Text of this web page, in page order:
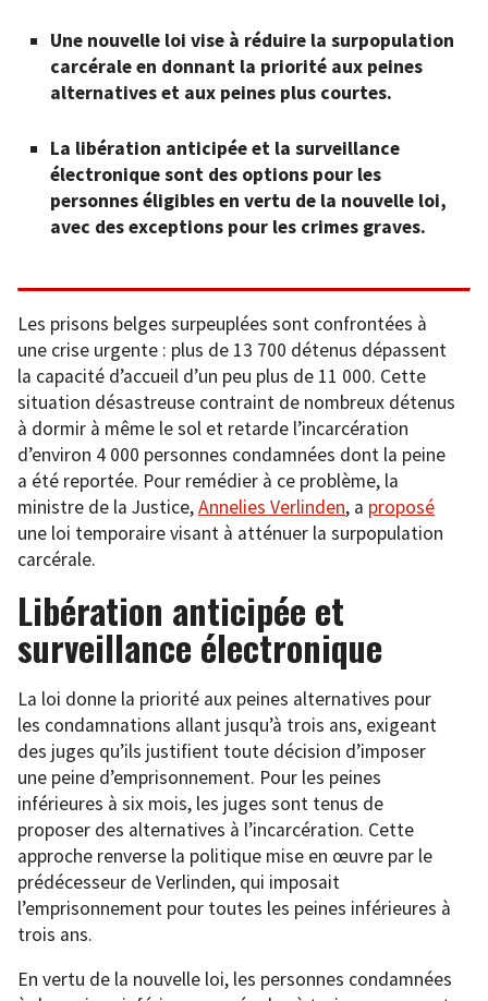
Une nouvelle loi vise à réduire la surpopulation
carcérale en donnant la priorité aux peines
alternatives et aux peines plus courtes.
La libération anticipée et la surveillance
électronique sont des options pour les
personnes éligibles en vertu de la nouvelle loi,
avec des exceptions pour les crimes graves.
Les prisons belges surpeuplées sont confrontées à
une crise urgente : plus de 13 700 détenus dépassent
la capacité d’accueil d’un peu plus de 11 000. Cette
situation désastreuse contraint de nombreux détenus
à dormir à même le sol et retarde l’incarcération
d’environ 4 000 personnes condamnées dont la peine
a été reportée. Pour remédier à ce problème, la
ministre de la Justice,Annelies Verlinden, a proposé
une loi temporaire visant à atténuer la surpopulation
carcérale.
Libération anticipée et
surveillance électronique
La loi donne la priorité aux peines alternatives pour
les condamnations allant jusqu’à trois ans, exigeant
des juges qu’ils justifient toute décision d’imposer
une peine d’emprisonnement. Pour les peines
inférieures à six mois, les juges sont tenus de
proposer des alternatives à l’incarcération. Cette
approche renverse la politique mise en œuvre par le
prédécesseur de Verlinden, qui imposait
l’emprisonnement pour toutes les peines inférieures à
trois ans.
En vertu de la nouvelle loi, les personnes condamnées